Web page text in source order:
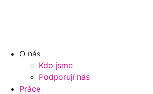
O nás
Kdo jsme
Podporují nás
Práce